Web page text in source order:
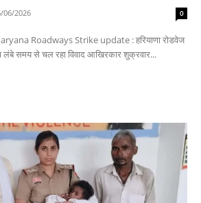
06/2026 0
Roadways Strike update : हरियाणा रोडवेज
लंबे समय से चल रहा विवाद आखिरकार शुक्रवार...